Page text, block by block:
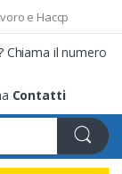
e Haccp
Chiama il numero
Contatti